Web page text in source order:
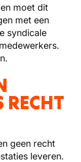
moet dit
met een
syndicale
RECHT
geen recht
leveren.